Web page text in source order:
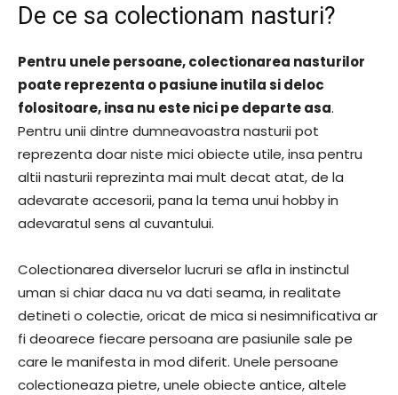
De ce sa colectionam nasturi?
Pentru unele persoane, colectionarea nasturilor
poate reprezenta o pasiune inutila si deloc
folositoare, insa nu este nici pe departe asa.
Pentru unii dintre dumneavoastra nasturii pot
reprezenta doar niste mici obiecte utile, insa pentru
altii nasturii reprezinta mai mult decat atat, de la
adevarate accesorii, pana la tema unui hobby in
adevaratul sens al cuvantului.
Colectionarea diverselor lucruri se afla in instinctul
uman si chiar daca nu va dati seama, in realitate
detineti o colectie, oricat de mica si nesimnificativa ar
fi deoarece fiecare persoana are pasiunile sale pe
care le manifesta in mod diferit. Unele persoane
colectioneaza pietre, unele obiecte antice, altele